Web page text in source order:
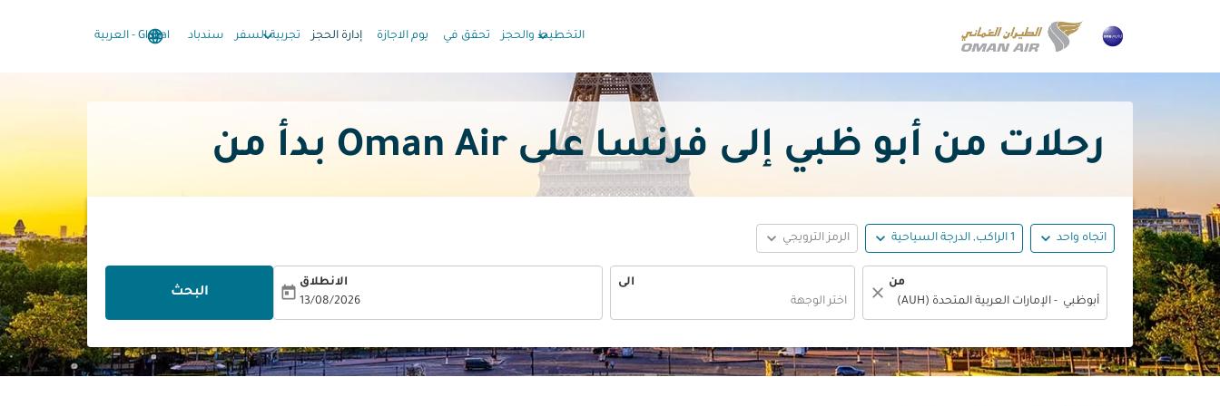
التخطيط والحجز
keyboard_arrow_down تحقق في يوم الاجازة إدارة الحجز تجربية السفر
keyboard_arrow_down سندباد language
Global
- العربية keyboard_arrow_down
رحلات من أبو ظبي إلى فرنسا على Oman Air بدأ من
اتجاه واحد expand_more 1 الراكب, الدرجة السياحية expand_more الرمز الترويجي expand_more
من
close
الى
الانطلاق
13/08/2026
today البحث